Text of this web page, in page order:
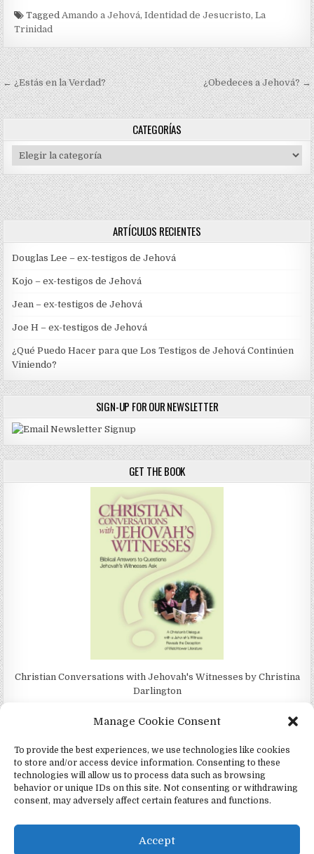
Manage Cookie Consent
To provide the best experiences, we use technologies like cookies
to store and/or access device information. Consenting to these
technologies will allow us to process data such as browsing
behavior or unique IDs on this site. Not consenting or withdrawing
consent, may adversely affect certain features and functions.
Accept
TaggedAmando a Jehová,Identidad de Jesucristo,La
Trinidad
Navegación de entradas
← ¿Estás en la Verdad? ¿Obedeces a Jehová? →
CATEGORÍAS
Categorías
ARTÍCULOS RECIENTES
Douglas Lee – ex-testigos de Jehová
Kojo – ex-testigos de Jehová
Jean – ex-testigos de Jehová
Joe H – ex-testigos de Jehová
¿Qué Puedo Hacer para que Los Testigos de Jehová Continúen
Viniendo?
SIGN-UP FOR OUR NEWSLETTER
GET THE BOOK
Christian Conversations with Jehovah's Witnesses by Christina
Darlington
4Jehovah.org - Witnesses for Jesus Inc - Colorado Springs, Co 80949
Design by ThemesDNA.com